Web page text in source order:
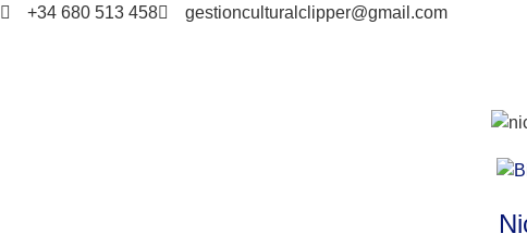
+34 680 513 458 gestionculturalclipper@gmail.com